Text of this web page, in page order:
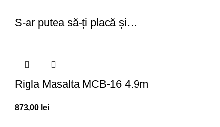
S-ar putea să-ți placă și…
Rigla Masalta MCB-16 4.9m
873,00 lei